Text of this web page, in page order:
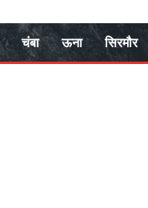
चंबा ऊना सिरमौर